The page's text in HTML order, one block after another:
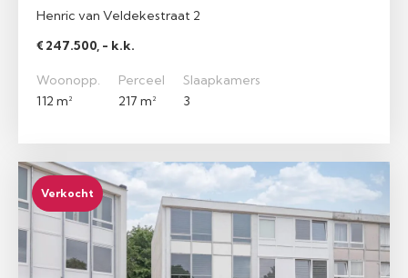
Henric van Veldekestraat 2
€ 247.500, - k.k.
Woonopp.
112 m²
Perceel
217 m²
Slaapkamers
3
Verkocht